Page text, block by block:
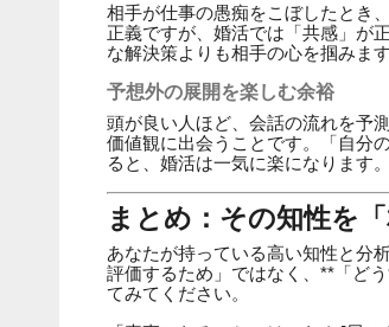
相手が仕事の愚痴をこぼしたとき
正義ですが、婚活では「共感」が
な解決策よりも相手の心を掴みます
予想外の展開を楽しむ余裕
頭が良い人ほど、会話の流れを予
価値観に出会うことです。「自分
ると、婚活は一気に楽になります。
まとめ：その知性を
あなたが持っている高い知性と分
評価するため」ではなく、**「ど
てみてください。